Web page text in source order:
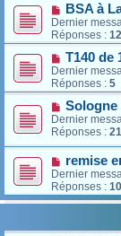
BSA à
Dernier
Réponses : 12
T140 de
Dernier
Réponses : 5
Sologne
Dernier
Réponses : 21
remise
Dernier
Réponses : 10